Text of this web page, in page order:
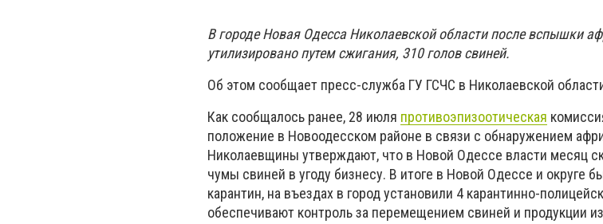
В городе Новая Одесса Николаевской области после вспышки
утилизировано путем сжигания, 310 голов свиней.
Об этом сообщает пресс-служба ГУ ГСЧС в Николаевской
Как сообщалось ранее, 28 июля противоэпизоотическая
положение в Новоодесском районе в связи с обнаружением
Николаевщины утверждают, что в Новой Одессе власти месяц
чумы свиней в угоду бизнесу. В итоге в Новой Одессе и округе
карантин, на въездах в город установили 4 карантинно-
обеспечивают контроль за перемещением свиней и продукции